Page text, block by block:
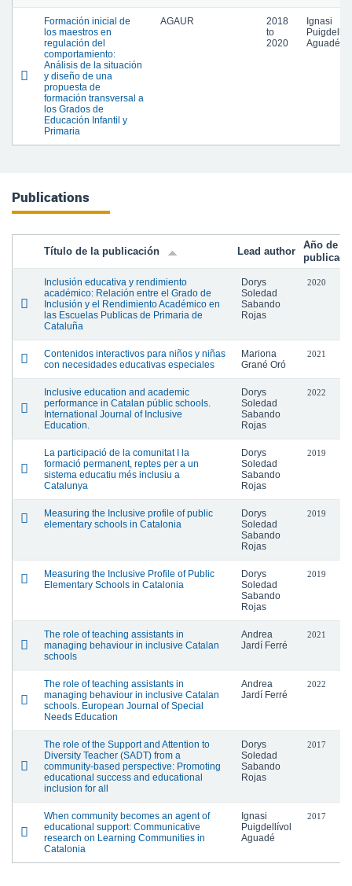
Formación inicial de
los maestros en
regulación del
comportamiento:
Análisis de la situación
y diseño de una
propuesta de
formación transversal a
los Grados de
Educación Infantil y
Primaria
AGAUR
2018
to
2020
Ignasi
Aguadé
Publications
Título de la publicación Lead author
Año de
Inclusión educativa y rendimiento
académico: Relación entre el Grado de
Inclusión y el Rendimiento Académico en
las Escuelas Publicas de Primaria de
Cataluña
Dorys
Soledad
Sabando
Rojas
2020
Contenidos interactivos para niños y niñas
con necesidades educativas especiales
Mariona
Grané Oró
2021
Inclusive education and academic
performance in Catalan públic schools.
International Journal of Inclusive
Education.
Dorys
Soledad
Sabando
Rojas
2022
La participació de la comunitat I la
formació permanent, reptes per a un
sistema educatiu més inclusiu a
Catalunya
Dorys
Soledad
Sabando
Rojas
2019
Measuring the Inclusive profile of public
elementary schools in Catalonia
Dorys
Soledad
Sabando
Rojas
2019
Measuring the Inclusive Profile of Public
Elementary Schools in Catalonia
Dorys
Soledad
Sabando
Rojas
2019
The role of teaching assistants in
managing behaviour in inclusive Catalan
schools
Andrea
Jardí Ferré
2021
The role of teaching assistants in
managing behaviour in inclusive Catalan
schools. European Journal of Special
Needs Education
Andrea
Jardí Ferré
2022
The role of the Support and Attention to
Diversity Teacher (SADT) from a
community-based perspective: Promoting
educational success and educational
inclusion for all
Dorys
Soledad
Sabando
Rojas
2017
When community becomes an agent of
educational support: Communicative
research on Learning Communities in
Catalonia
Ignasi
Puigdellívol
Aguadé
2017